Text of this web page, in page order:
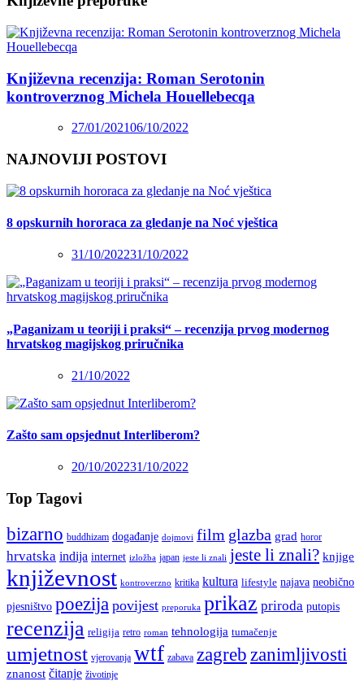
Književna recenzija: Roman Serotonin
kontroverznog Michela Houellebecqa
27/01/202106/10/2022
NAJNOVIJI POSTOVI
8 opskurnih hororaca za gledanje na Noć vještica
31/10/202231/10/2022
„Paganizam u teoriji i praksi“ – recenzija prvog modernog
hrvatskog magijskog priručnika
21/10/2022
Zašto sam opsjednut Interliberom?
20/10/202231/10/2022
Top Tagovi
bizarno buddhizam događanje dojmovi film glazba grad horor
hrvatska indija internet izložba japan jeste li znali jeste li znali? knjige
književnost kontroverzno kritika kultura lifestyle najava neobično
pjesništvo poezija povijest preporuka prikaz priroda putopis
recenzija religija retro roman tehnologija tumačenje
umjetnost vjerovanja wtf zabava zagreb zanimljivosti
znanost čitanje životinje